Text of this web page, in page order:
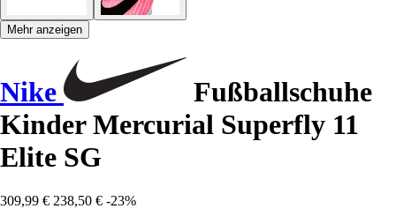
Mehr anzeigen
Nike
Fußballschuhe
Kinder Mercurial Superfly 11
Elite SG
309,99 € 238,50 € -23%